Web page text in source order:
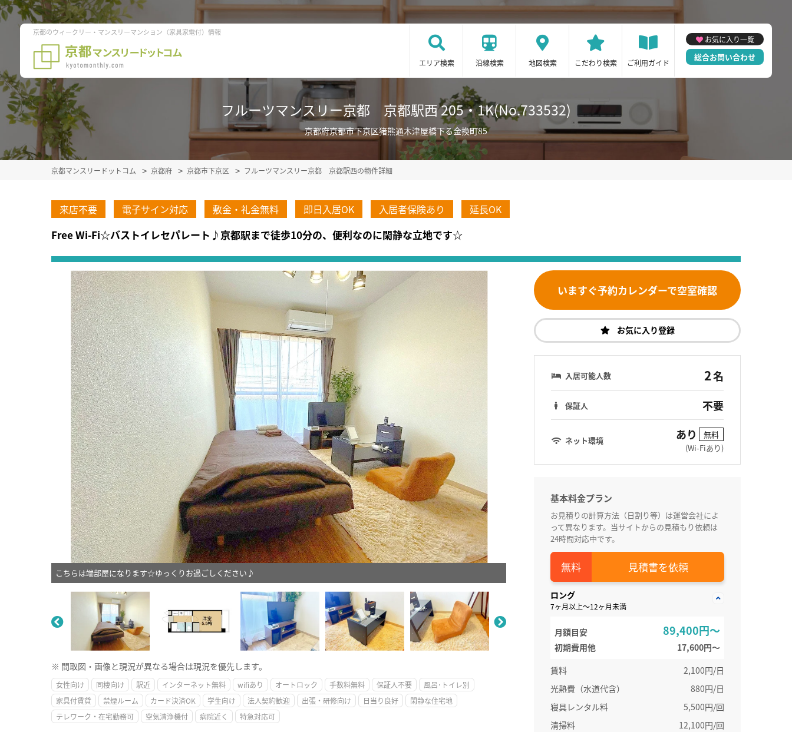
京都のウィークリー・マンスリーマンション（家具家電付）情報
エリア検索 沿線検索 地図検索 こだわり検索 ご利用ガイド
お気に入り一覧
総合お問い合わせ
フルーツマンスリー京都 京都駅西 205・1K(No.733532)
京都府京都市下京区猪熊通木津屋橋下る金換町85
京都マンスリードットコム 京都府 京都市下京区 フルーツマンスリー京都 京都駅西の物件詳細
来店不要 電子サイン対応 敷金・礼金無料 即日入居OK 入居者保険あり 延長OK
Free Wi-Fi☆バストイレセパレート♪京都駅まで徒歩10分の、便利なのに閑静な立地です☆
こちらは端部屋になります☆ゆっくりお過ごしください♪
※ 間取図・画像と現況が異なる場合は現況を優先します。
女性向け 同棲向け 駅近 インターネット無料 wifiあり オートロック 手数料無料 保証人不要
風呂･トイレ別
家具付賃貸
禁煙ルーム カード決済OK 学生向け 法人契約歓迎 出張・研修向け 日当り良好
閑静な住宅地
テレワーク・在宅勤務可
空気清浄機付 病院近く 特急対応可
いますぐ予約カレンダーで空室確認
お気に入り登録
入居可能人数 2名
保証人 不要
ネット環境 あり
無料
(Wi-Fiあり)
基本料金プラン
お見積りの計算方法（日割り等）は運営会社によ
って異なります。当サイトからの見積もり依頼は
24時間対応中です。
見積書を依頼
ロング
7ヶ月以上～12ヶ月未満
月額目安 89,400円～
初期費用他
17,600円〜
賃料
2,100円/日
光熱費（水道代含）
880円/日
寝具レンタル料
5,500円/回
清掃料
12,100円/回